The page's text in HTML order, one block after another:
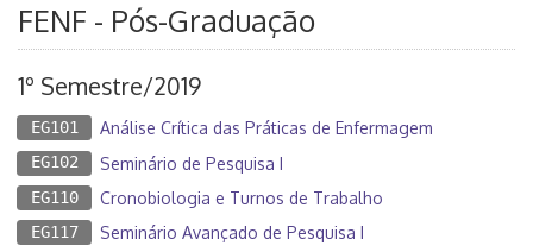
FENF - Pós-Graduação
1º Semestre/2019
EG101 Análise Crítica das Práticas de Enfermagem
EG102 Seminário de Pesquisa I
EG110 Cronobiologia e Turnos de Trabalho
EG117 Seminário Avançado de Pesquisa I